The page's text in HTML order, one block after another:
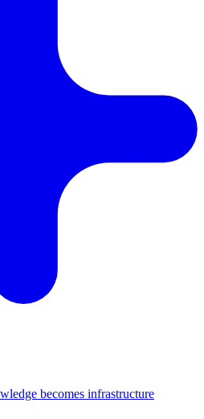
becomes infrastructure